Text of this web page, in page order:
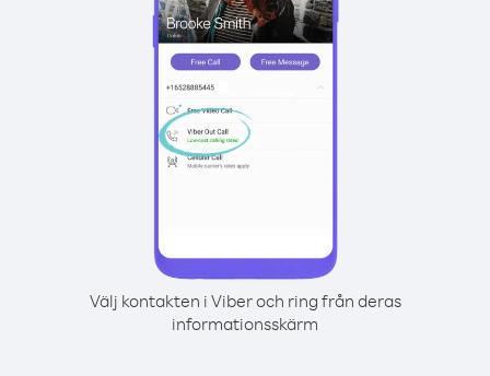
Välj kontakten i Viber och ring från deras
informationsskärm